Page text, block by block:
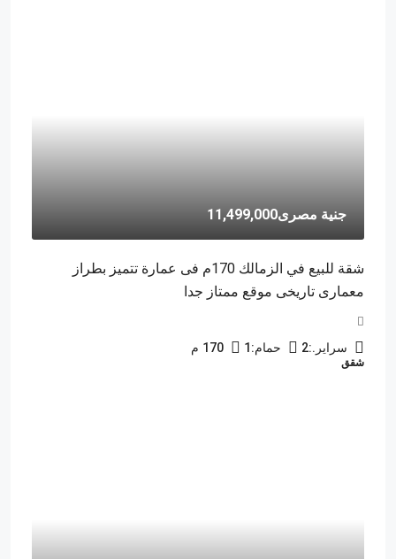
جنية مصرى11,499,000
شقة للبيع في الزمالك 170م فى عمارة تتميز بطراز
معمارى تاريخى موقع ممتاز جدا
سراير.:2 حمام: 1
170 م
شقق